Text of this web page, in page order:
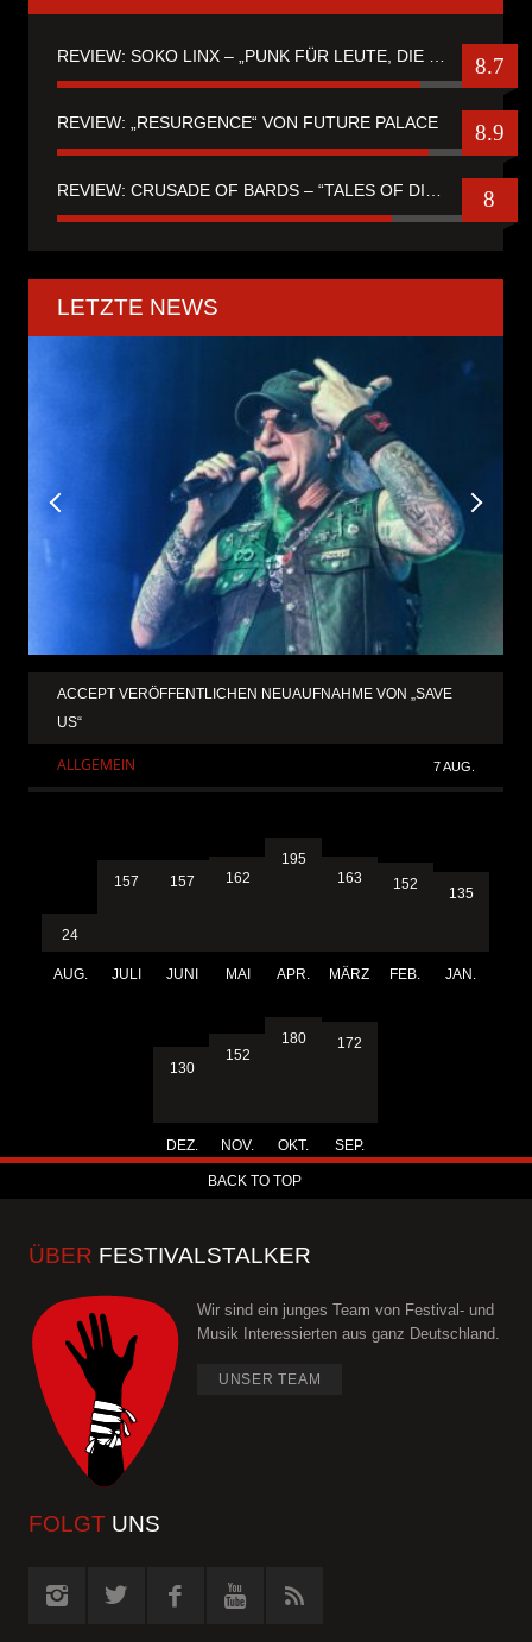
8.7
REVIEW: „RESURGENCE“ VON FUTURE PALACE 8.9
8
LETZTE NEWS
ACCEPT VERÖFFENTLICHEN NEUAUFNAHME VON „SAVE
US“
ALLGEMEIN 7 AUG.
24
AUG.
157
JULI
157
JUNI
162
MAI
195
APR.
163
MÄRZ
152
FEB.
135
JAN.
130
DEZ.
152
NOV.
180
OKT.
172
SEP.
BACK TO TOP
ÜBER FESTIVALSTALKER
Wir sind ein junges Team von Festival- und
Musik Interessierten aus ganz Deutschland.
UNSER TEAM
FOLGT UNS